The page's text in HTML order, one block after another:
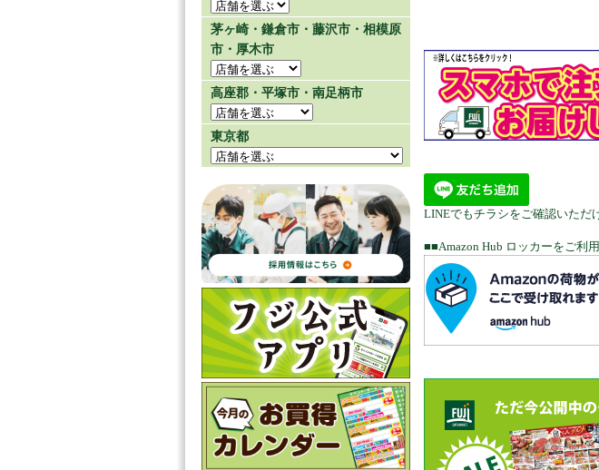
LINEでもチラシをご確認いただ
■■Amazon Hub ロッカーをご利
茅ヶ崎・鎌倉市・藤沢市・相模原
市・厚木市
高座郡・平塚市・南足柄市
東京都